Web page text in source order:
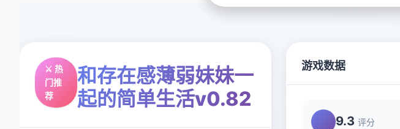
⚔️ 热
门推
荐
和存在感薄弱妹妹一
起的简单生活v0.82
游戏数据
9.3 评分